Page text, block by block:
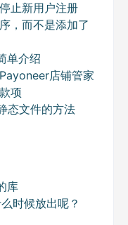
止新用户注册
，而不是添加了
单介绍
店铺管家
项
态文件的方法
库
时候放出呢？